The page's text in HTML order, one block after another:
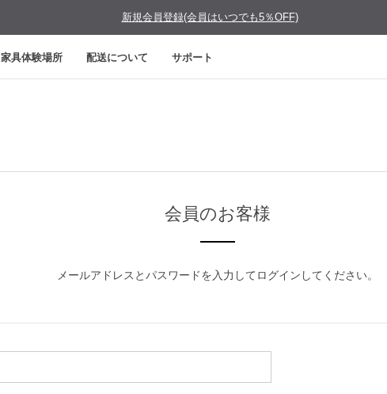
新規会員登録(会員はいつでも5％OFF)
家具体験場所 配送について サポート
会員のお客様
メールアドレスとパスワードを入力してログインしてください。